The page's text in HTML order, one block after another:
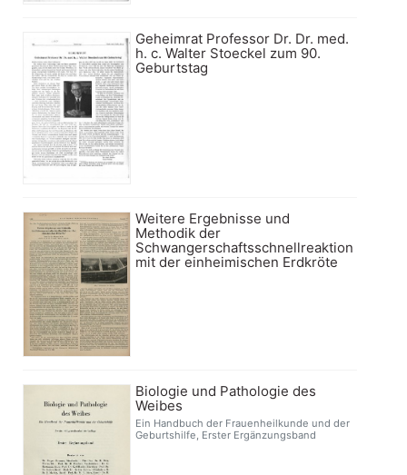
Geheimrat Professor Dr. Dr. med.
h. c. Walter Stoeckel zum 90.
Geburtstag
Weitere Ergebnisse und
Methodik der
Schwangerschaftsschnellreaktion
mit der einheimischen Erdkröte
Biologie und Pathologie des
Weibes
Ein Handbuch der Frauenheilkunde und der
Geburtshilfe, Erster Ergänzungsband